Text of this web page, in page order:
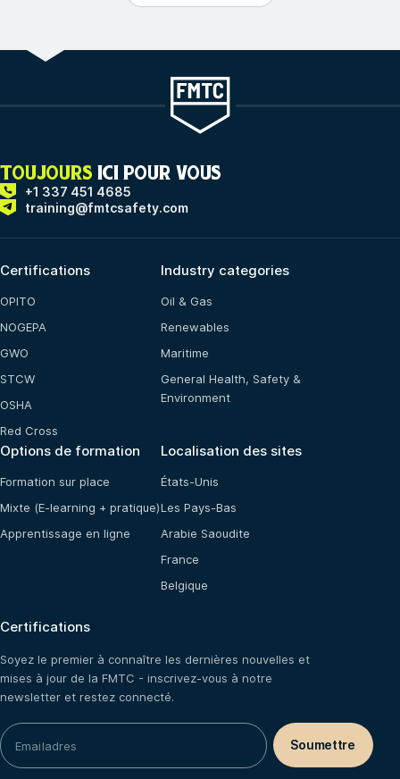
TOUJOURS ICI POUR VOUS
+1 337 451 4685
training@fmtcsafety.com
Certifications
OPITO
NOGEPA
GWO
STCW
OSHA
Red Cross
Industry categories
Oil & Gas
Renewables
Maritime
General Health, Safety &
Environment
Options de formation
Formation sur place
Mixte (E-learning + pratique)
Apprentissage en ligne
Localisation des sites
États-Unis
Les Pays-Bas
Arabie Saoudite
France
Belgique
Certifications
Soyez le premier à connaître les dernières nouvelles et
mises à jour de la FMTC - inscrivez-vous à notre
newsletter et restez connecté.